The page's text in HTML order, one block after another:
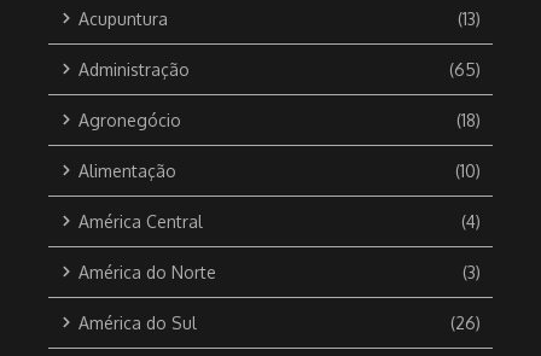
Acupuntura (13)
Administração (65)
Agronegócio (18)
Alimentação (10)
América Central (4)
América do Norte (3)
América do Sul (26)